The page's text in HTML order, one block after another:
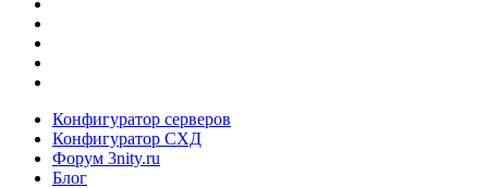
Конфигуратор серверов
Конфигуратор СХД
Форум 3nity.ru
Блог